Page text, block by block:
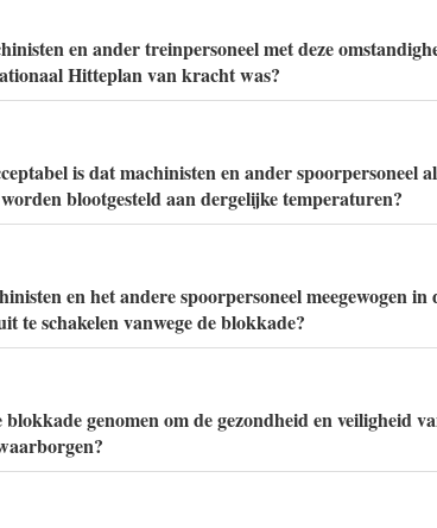
en ander treinpersoneel met deze
Hitteplan van kracht was?
is dat machinisten en ander spoorpersoneel
blootgesteld aan dergelijke temperaturen?
en het andere spoorpersoneel meegewogen
te schakelen vanwege de blokkade?
genomen om de gezondheid en veiligheid